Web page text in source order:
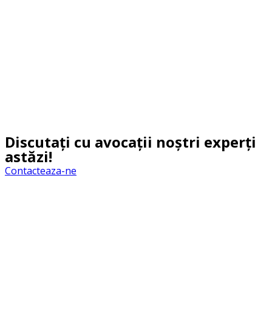
Discutați cu avocații noștri experți
astăzi!
Contacteaza-ne